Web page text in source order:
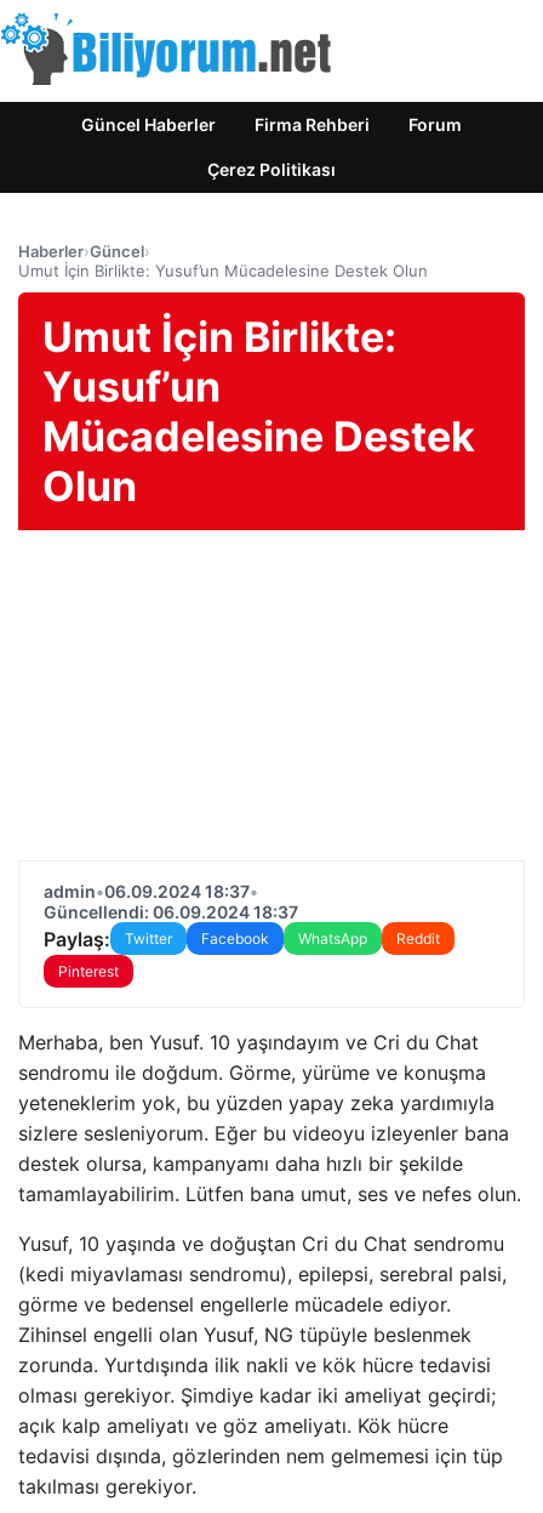
Güncel Haberler Firma Rehberi Forum
Çerez Politikası
Haberler›Güncel›
Umut İçin Birlikte: Yusuf’un Mücadelesine Destek Olun
Umut İçin Birlikte:
Yusuf’un
Mücadelesine Destek
Olun
admin•06.09.2024 18:37•
Güncellendi: 06.09.2024 18:37
Paylaş: Twitter Facebook WhatsApp
Reddit
Pinterest
Merhaba, ben Yusuf. 10 yaşındayım ve Cri du Chat
sendromu ile doğdum. Görme, yürüme ve konuşma
yeteneklerim yok, bu yüzden yapay zeka yardımıyla
sizlere sesleniyorum. Eğer bu videoyu izleyenler bana
destek olursa, kampanyamı daha hızlı bir şekilde
tamamlayabilirim. Lütfen bana umut, ses ve nefes olun.
Yusuf, 10 yaşında ve doğuştan Cri du Chat sendromu
(kedi miyavlaması sendromu), epilepsi, serebral palsi,
görme ve bedensel engellerle mücadele ediyor.
Zihinsel engelli olan Yusuf, NG tüpüyle beslenmek
zorunda. Yurtdışında ilik nakli ve kök hücre tedavisi
olması gerekiyor. Şimdiye kadar iki ameliyat geçirdi;
açık kalp ameliyatı ve göz ameliyatı. Kök hücre
tedavisi dışında, gözlerinden nem gelmemesi için tüp
takılması gerekiyor.